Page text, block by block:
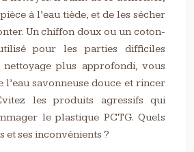
à l’eau tiède, et de les sécher
Un chiffon doux ou un coton-
pour les parties difficiles
nettoyage plus approfondi, vous
savonneuse douce et rincer
les produits agressifs qui
le plastique PCTG. Quels
et ses inconvénients ?